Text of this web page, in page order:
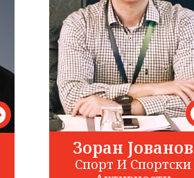
Зоран Јованов
Спорт И Спортски